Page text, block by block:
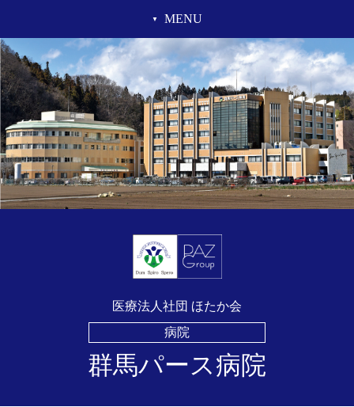
MENU
医療法人社団 ほたか会
病院
群馬パース病院